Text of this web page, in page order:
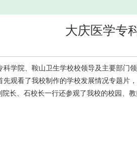
大庆医学专
学院、鞍山卫生学校校领导及主要部门
观看了我校制作的学校发展情况专题片
长、石校长一行还参观了我校的校园、